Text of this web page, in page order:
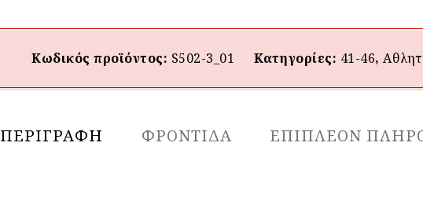
Κωδικός προϊόντος: S502-3_01 Κατηγορίες: 41-46,
ΠΕΡΙΓΡΑΦΉ ΦΡΟΝΤΙΔΑ ΕΠΙΠΛΈΟΝ